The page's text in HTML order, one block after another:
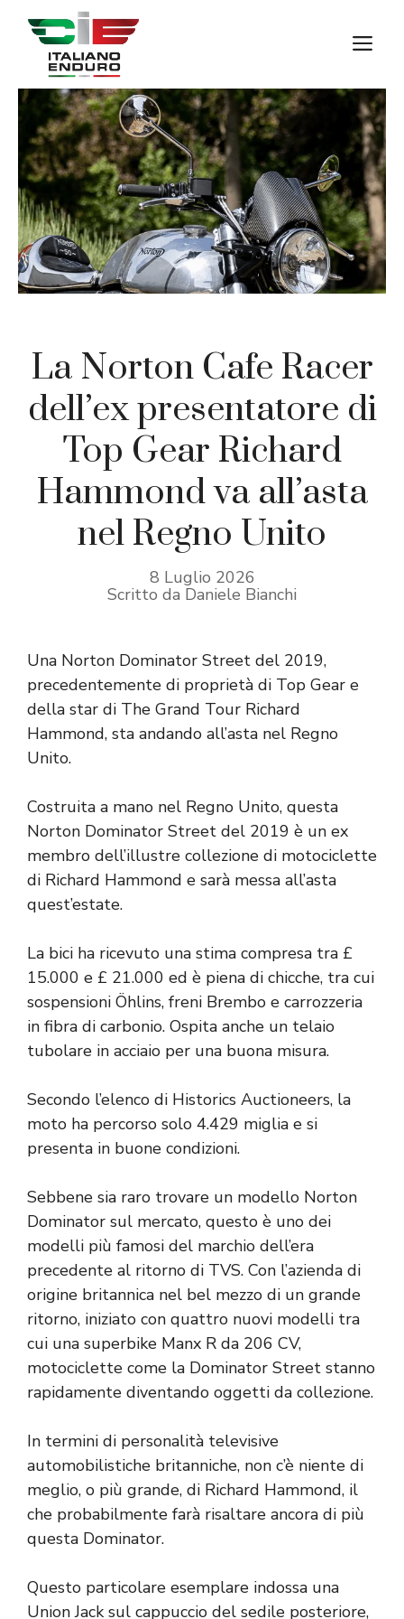
contenuto
La Norton Cafe Racer
dell’ex presentatore di
Top Gear Richard
Hammond va all’asta
nel Regno Unito
8 Luglio 2026
Scritto da Daniele Bianchi
Una Norton Dominator Street del 2019,
precedentemente di proprietà di Top Gear e
della star di The Grand Tour Richard
Hammond, sta andando all’asta nel Regno
Unito.
Costruita a mano nel Regno Unito, questa
Norton Dominator Street del 2019 è un ex
membro dell’illustre collezione di motociclette
di Richard Hammond e sarà messa all’asta
quest’estate.
La bici ha ricevuto una stima compresa tra £
15.000 e £ 21.000 ed è piena di chicche, tra cui
sospensioni Öhlins, freni Brembo e carrozzeria
in fibra di carbonio. Ospita anche un telaio
tubolare in acciaio per una buona misura.
Secondo l’elenco di Historics Auctioneers, la
moto ha percorso solo 4.429 miglia e si
presenta in buone condizioni.
Sebbene sia raro trovare un modello Norton
Dominator sul mercato, questo è uno dei
modelli più famosi del marchio dell’era
precedente al ritorno di TVS. Con l’azienda di
origine britannica nel bel mezzo di un grande
ritorno, iniziato con quattro nuovi modelli tra
cui una superbike Manx R da 206 CV,
motociclette come la Dominator Street stanno
rapidamente diventando oggetti da collezione.
In termini di personalità televisive
automobilistiche britanniche, non c’è niente di
meglio, o più grande, di Richard Hammond, il
che probabilmente farà risaltare ancora di più
questa Dominator.
Questo particolare esemplare indossa una
Union Jack sul cappuccio del sedile posteriore,